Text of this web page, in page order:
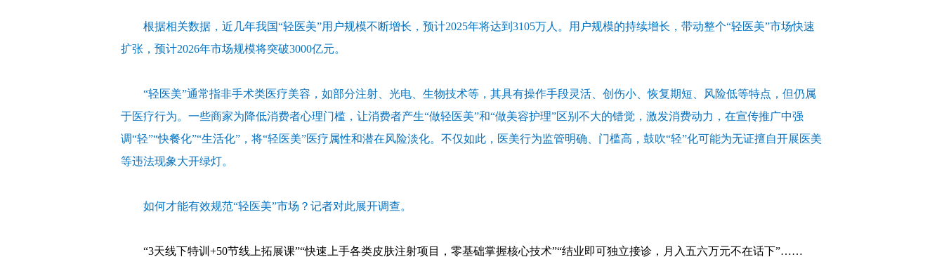
根据相关数据，近几年我国“轻医美”用户规模不断增长，预计2025年将达到3105万人。用户规模的持续增长，带动整个“轻医美”市场快速
扩张，预计2026年市场规模将突破3000亿元。
“轻医美”通常指非手术类医疗美容，如部分注射、光电、生物技术等，其具有操作手段灵活、创伤小、恢复期短、风险低等特点，但仍属
于医疗行为。一些商家为降低消费者心理门槛，让消费者产生“做轻医美”和“做美容护理”区别不大的错觉，激发消费动力，在宣传推广中强
调“轻”“快餐化”“生活化”，将“轻医美”医疗属性和潜在风险淡化。不仅如此，医美行为监管明确、门槛高，鼓吹“轻”化可能为无证擅自开展医美
等违法现象大开绿灯。
如何才能有效规范“轻医美”市场？记者对此展开调查。
“3天线下特训+50节线上拓展课”“快速上手各类皮肤注射项目，零基础掌握核心技术”“结业即可独立接诊，月入五六万元不在话下”……